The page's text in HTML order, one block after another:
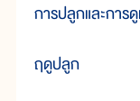
การปลูกและการ
ฤดูปลูก